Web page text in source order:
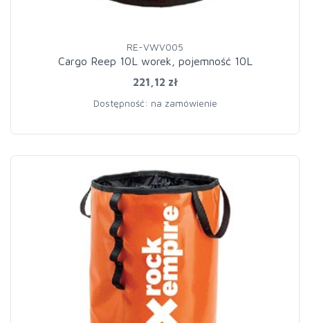
RE-VWV005
Cargo Reep 10L worek, pojemność 10L
221,12 zł
Dostępność: na zamówienie